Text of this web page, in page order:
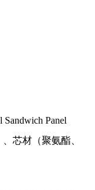
Sandwich Panel
芯材（聚氨酯、